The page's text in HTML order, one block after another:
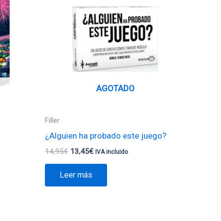
AGOTADO
Filler
¿Alguien ha probado este juego?
14,95€
14,95€.
13,45€
13,45€.
IVA incluido
Leer más